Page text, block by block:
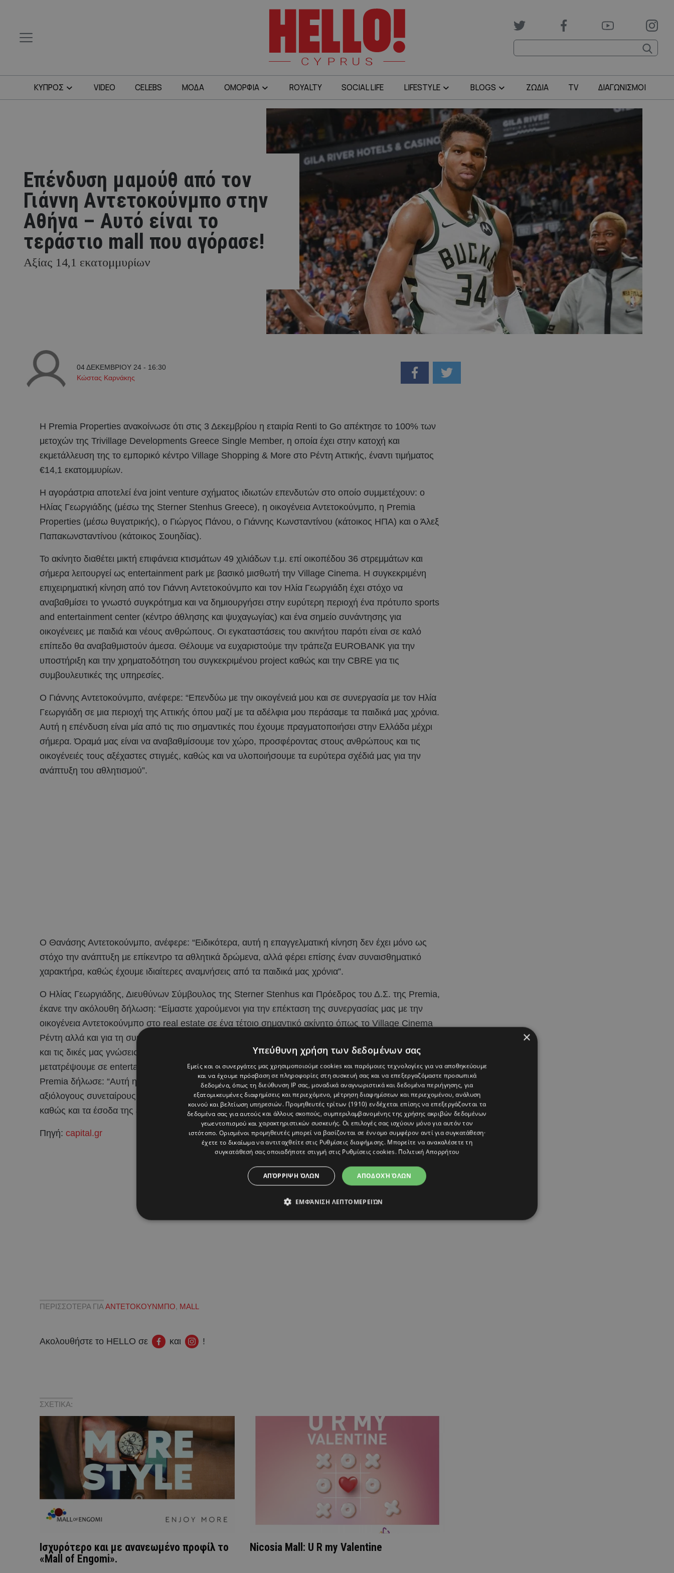
ΚΥΠΡΟΣ VIDEO CELEBS ΜΟΔΑ ΟΜΟΡΦΙΑ ROYALTY SOCIAL LIFE LIFESTYLE BLOGS ΖΩΔΙΑ TV ΔΙΑΓΩΝΙΣΜΟΙ
Επένδυση μαμούθ από τον
Γιάννη Αντετοκούνμπο στην
Αθήνα – Αυτό είναι το
τεράστιο mall που αγόρασε!
Αξίας 14,1 εκατομμυρίων
04 ΔΕΚΕΜΒΡΙΟΥ 24 - 16:30
Κώστας Καρνάκης
Η Premia Properties ανακοίνωσε ότι στις 3 Δεκεμβρίου η εταιρία Renti to Go απέκτησε το 100% των
μετοχών της Trivillage Developments Greece Single Member, η οποία έχει στην κατοχή και
εκμετάλλευση της το εμπορικό κέντρο Village Shopping & More στο Ρέντη Αττικής, έναντι τιμήματος
€14,1 εκατομμυρίων.
Η αγοράστρια αποτελεί ένα joint venture σχήματος ιδιωτών επενδυτών στο οποίο συμμετέχουν: ο
Ηλίας Γεωργιάδης (μέσω της Sterner Stenhus Greece), η οικογένεια Αντετοκούνμπο, η Premia
Properties (μέσω θυγατρικής), ο Γιώργος Πάνου, o Γιάννης Κωνσταντίνου (κάτοικος ΗΠΑ) και ο Άλεξ
Παπακωνσταντίνου (κάτοικος Σουηδίας).
Το ακίνητο διαθέτει μικτή επιφάνεια κτισμάτων 49 χιλιάδων τ.μ. επί οικοπέδου 36 στρεμμάτων και
σήμερα λειτουργεί ως entertainment park με βασικό μισθωτή την Village Cinema. Η συγκεκριμένη
επιχειρηματική κίνηση από τον Γιάννη Αντετοκούνμπο και τον Ηλία Γεωργιάδη έχει στόχο να
αναβαθμίσει το γνωστό συγκρότημα και να δημιουργήσει στην ευρύτερη περιοχή ένα πρότυπο sports
and entertainment center (κέντρο άθλησης και ψυχαγωγίας) και ένα σημείο συνάντησης για
οικογένειες με παιδιά και νέους ανθρώπους. Οι εγκαταστάσεις του ακινήτου παρότι είναι σε καλό
επίπεδο θα αναβαθμιστούν άμεσα. Θέλουμε να ευχαριστούμε την τράπεζα EUROBANK για την
υποστήριξη και την χρηματοδότηση του συγκεκριμένου project καθώς και την CBRE για τις
συμβουλευτικές της υπηρεσίες.
Ο Γιάννης Αντετοκούνμπο, ανέφερε: “Επενδύω με την οικογένειά μου και σε συνεργασία με τον Ηλία
Γεωργιάδη σε μια περιοχή της Αττικής όπου μαζί με τα αδέλφια μου περάσαμε τα παιδικά μας χρόνια.
Αυτή η επένδυση είναι μία από τις πιο σημαντικές που έχουμε πραγματοποιήσει στην Ελλάδα μέχρι
σήμερα. Όραμά μας είναι να αναβαθμίσουμε τον χώρο, προσφέροντας στους ανθρώπους και τις
οικογένειές τους αξέχαστες στιγμές, καθώς και να υλοποιήσουμε τα ευρύτερα σχέδιά μας για την
ανάπτυξη του αθλητισμού”.
Ο Θανάσης Αντετοκούνμπο, ανέφερε: “Ειδικότερα, αυτή η επαγγελματική κίνηση δεν έχει μόνο ως
στόχο την ανάπτυξη με επίκεντρο τα αθλητικά δρώμενα, αλλά φέρει επίσης έναν συναισθηματικό
χαρακτήρα, καθώς έχουμε ιδιαίτερες αναμνήσεις από τα παιδικά μας χρόνια”.
Ο Ηλίας Γεωργιάδης, Διευθύνων Σύμβουλος της Sterner Stenhus και Πρόεδρος του Δ.Σ. της Premia,
έκανε την ακόλουθη δήλωση: “Είμαστε χαρούμενοι για την επέκταση της συνεργασίας μας με την
οικογένεια Αντετοκούνμπο στο real estate σε ένα τέτοιο σημαντικό ακίνητο όπως το Village Cinema
Ρέντη αλλά και για τη συμμετοχή νέων ιδιωτών επενδυτών. Με το όραμα του Γιάννη και του Θανάση
και τις δικές μας γνώσεις στο κλάδο του real estate θα αναζωογονήσουμε το γνωστό σημείο και θα το
μετατρέψουμε σε entertainment sports park.” Ο Κώστας Μαρκάζος, Διευθύνων Σύμβουλος της
Premia δήλωσε: “Αυτή η συναλλαγή αποτελεί μια ακόμη στρατηγική συνεργασία της Premia με πολύ
αξιόλογους συνεταίρους η οποία θα ενισχύσει το μέγεθος και τη διασπορά του χαρτοφυλακίου μας
καθώς και τα έσοδα της εταιρείας”.
Πηγή: capital.gr
ΠΕΡΙΣΣΟΤΕΡΑ ΓΙΑ ANTETOKOYNMΠΟ, MALL
Ακολουθήστε το HELLO σε και !
ΣΧΕΤΙΚΑ:
Ισχυρότερο και με ανανεωμένο προφίλ το
«Mall of Engomi».
Nicosia Mall: U R my Valentine
×
Υπεύθυνη χρήση των δεδομένων σας
Εμείς και οι συνεργάτες μας χρησιμοποιούμε cookies και παρόμοιες τεχνολογίες για να αποθηκεύουμε
και να έχουμε πρόσβαση σε πληροφορίες στη συσκευή σας και να επεξεργαζόμαστε προσωπικά
δεδομένα, όπως τη διεύθυνση IP σας, μοναδικά αναγνωριστικά και δεδομένα περιήγησης, για
εξατομικευμένες διαφημίσεις και περιεχόμενο, μέτρηση διαφημίσεων και περιεχομένου, ανάλυση
κοινού και βελτίωση υπηρεσιών. Προμηθευτές τρίτων (1910) ενδέχεται επίσης να επεξεργάζονται τα
δεδομένα σας για αυτούς και άλλους σκοπούς, συμπεριλαμβανομένης της χρήσης ακριβών δεδομένων
γεωεντοπισμού και χαρακτηριστικών συσκευής. Οι επιλογές σας ισχύουν μόνο για αυτόν τον
ιστότοπο. Ορισμένοι προμηθευτές μπορεί να βασίζονται σε έννομο συμφέρον αντί για συγκατάθεση·
έχετε το δικαίωμα να αντιταχθείτε στις Ρυθμίσεις διαφήμισης. Μπορείτε να ανακαλέσετε τη
συγκατάθεσή σας οποιαδήποτε στιγμή στις Ρυθμίσεις cookies. Πολιτική Απορρήτου
ΑΠΟΔΟΧΉ ΌΛΩΝ
ΑΠΌΡΡΙΨΗ ΌΛΩΝ
ΕΜΦΆΝΙΣΗ ΛΕΠΤΟΜΕΡΕΙΏΝ